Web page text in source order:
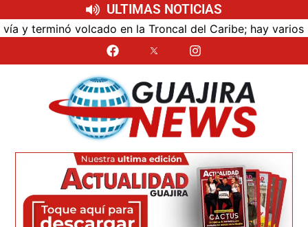
ULTIMAS NOTICIAS
volcado en la Troncal del Caribe; hay varios